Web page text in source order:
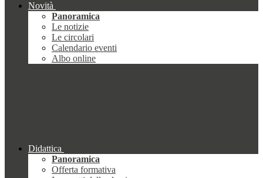
Novità
Panoramica
Le notizie
Le circolari
Calendario eventi
Albo online
Didattica
Panoramica
Offerta formativa